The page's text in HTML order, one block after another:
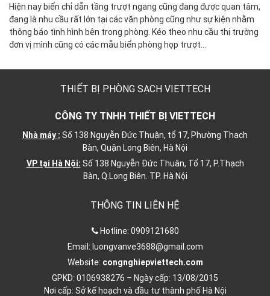
Hiện nay biển chỉ dẫn tầng trượt ngang cũng đang được quan tâm,
đang là nhu cầu rất lớn tại các văn phòng cũng như sự kiện nhằm
thông báo tình hình bên trong phòng. Kéo theo nhu cầu thị trường
đơn vị mình cũng có các mẫu biển phòng họp trượt…
THIẾT BỊ PHÒNG SẠCH VIETTECH
CÔNG TY TNHH THIẾT BỊ VIETTECH
Nhà máy : Số 138 Nguyễn Đức Thuận, tổ 17, Phường Thạch
Bàn, Quận Long Biên, Hà Nội
VP tại Hà Nội: Số 138 Nguyễn Đức Thuân, Tổ 17, P.Thạch
Bàn, Q.Long Biên. TP. Hà Nội
THÔNG TIN LIÊN HỆ
Hotline: 0909121680
Email: luongvanve3688@gmail.com
Website: congnghiepviettech.com
GPKD: 0106938276 – Ngày cấp: 13/08/2015
Nơi cấp: Sở kế hoạch và đầu tư thành phố Hà Nội